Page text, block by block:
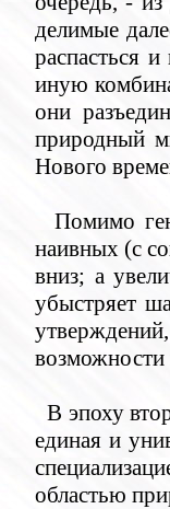
делимые
распасться
иную
они
природный
Нового
Помимо
наивных (с
вниз; а
убыстряет
возможности
В эпоху
единая и
областью